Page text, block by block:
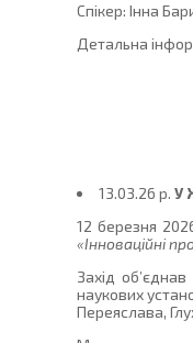
Спікер: Інна
Детальна
13.03.26 p. У
12 березня
«Інноваційні
Захід
наукових
Переяслава,